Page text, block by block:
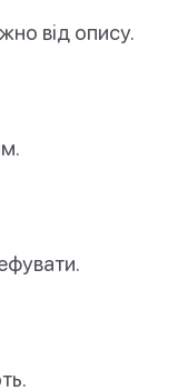
від опису.